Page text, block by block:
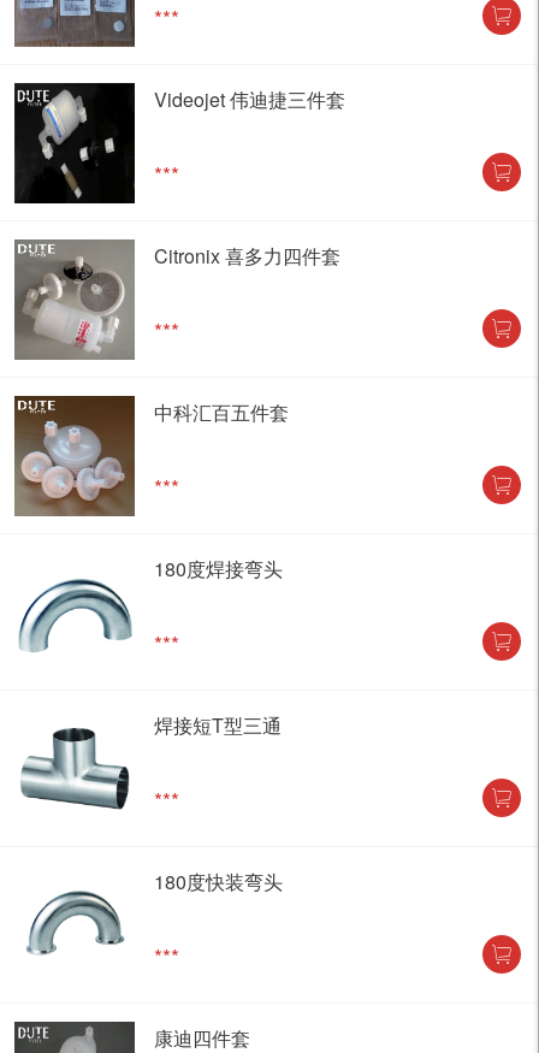
***
Videojet 伟迪捷三件套
***
Citronix 喜多力四件套
***
中科汇百五件套
***
180度焊接弯头
***
焊接短T型三通
***
180度快装弯头
***
康迪四件套